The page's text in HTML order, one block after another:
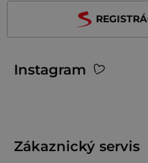
Instagram
Zákaznický servis